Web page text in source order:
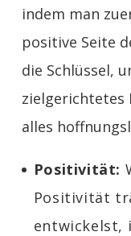
indem man
positive Seite
die Schlüssel,
zielgerichtetes
alles
Positivität:
Positivität
entwickelst,